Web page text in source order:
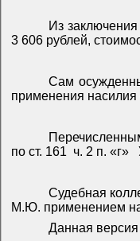
Из
3 606 рублей,
Сам
применения
по ст. 161 ч. 2 п. «г»
Судебная
М.Ю. применением
Данная